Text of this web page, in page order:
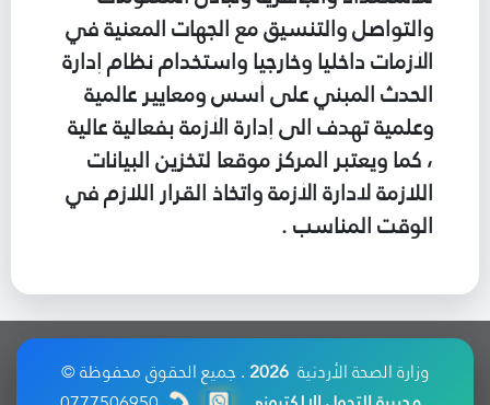
والتواصل والتنسيق مع الجهات المعنية في
الأزمات داخليا وخارجيا واستخدام نظام إدارة
الحدث المبني على أسس ومعايير عالمية
وعلمية تهدف الى إدارة الأزمة بفعالية عالية
، كما ويعتبر المركز موقعا لتخزين البيانات
اللازمة لادارة الأزمة واتخاذ القرار اللازم في
الوقت المناسب .
وزارة الصحة الأردنية 2026 . جميع الحقوق محفوظة ©